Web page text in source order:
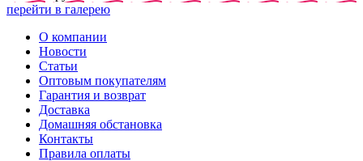
перейти в галерею
О компании
Новости
Статьи
Оптовым покупателям
Гарантия и возврат
Доставка
Домашняя обстановка
Контакты
Правила оплаты